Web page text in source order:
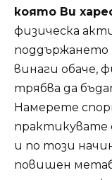
която Ви
физическа
поддържането
винаги обаче,
трябва да
Намерете
практикувате
и по този
повишен